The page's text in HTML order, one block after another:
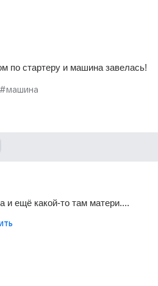
по стартеру и машина завелась!
#машина
ещё какой-то там матери....